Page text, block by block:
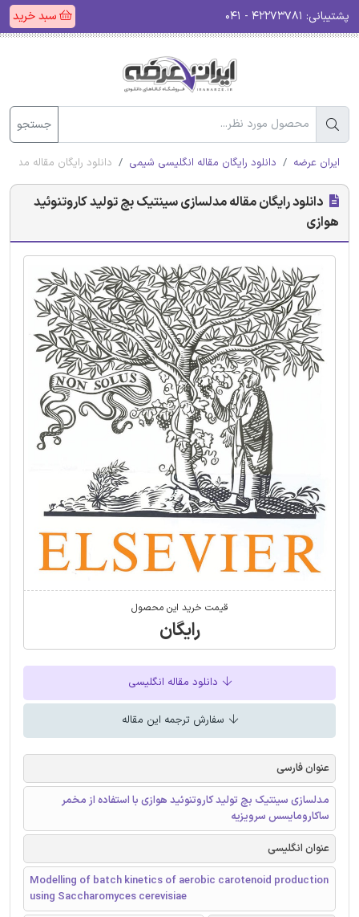
پشتیبانی: سبد خرید
جستجو
ایران عرضه دانلود رایگان مقاله انگلیسی شیمی دانلود رایگان مقاله
دانلود رایگان مقاله مدلسازی سینتیک بچ تولید کاروتنوئید
هوازی
قیمت خرید این محصول
رایگان
دانلود مقاله انگلیسی
سفارش ترجمه این مقاله
عنوان فارسی
مدلسازی سینتیک بچ تولید کاروتنوئید هوازی با استفاده از مخمر
ساکارومایسس سرویزیه
عنوان انگلیسی
Modelling of batch kinetics of aerobic carotenoid production
using Saccharomyces cerevisiae